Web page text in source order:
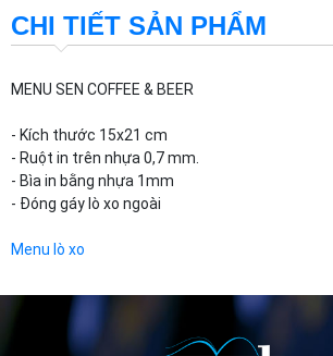
CHI TIẾT SẢN PHẨM
MENU SEN COFFEE & BEER
- Kích thước 15x21 cm
- Ruột in trên nhựa 0,7 mm.
- Bìa in bằng nhựa 1mm
- Đóng gáy lò xo ngoài
Menu lò xo